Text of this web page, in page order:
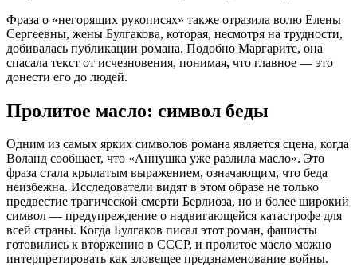
Фраза о «негорящих рукописях» также отразила волю Елены
Сергеевны, жены Булгакова, которая, несмотря на трудности,
добивалась публикации романа. Подобно Маргарите, она
спасала текст от исчезновения, понимая, что главное — это
донести его до людей.
Пролитое масло: символ беды
Одним из самых ярких символов романа является сцена, когда
Воланд сообщает, что «Аннушка уже разлила масло». Это
фраза стала крылатым выражением, означающим, что беда
неизбежна. Исследователи видят в этом образе не только
предвестие трагической смерти Берлиоза, но и более широкий
символ — предупреждение о надвигающейся катастрофе для
всей страны. Когда Булгаков писал этот роман, фашисты
готовились к вторжению в СССР, и пролитое масло можно
интерпретировать как зловещее предзнаменование войны.